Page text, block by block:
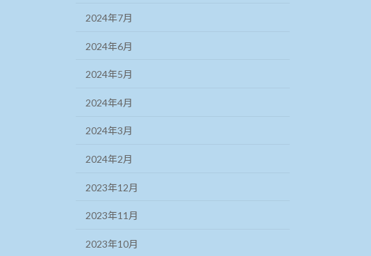
2024年7月
2024年6月
2024年5月
2024年4月
2024年3月
2024年2月
2023年12月
2023年11月
2023年10月